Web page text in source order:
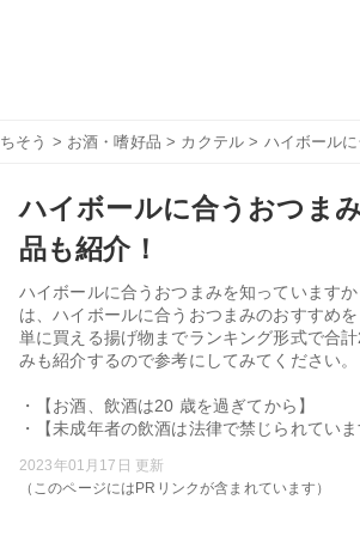
ちそう > お酒・嗜好品 > カクテル > ハイボール
ハイボールに合うおつま
品も紹介！
ハイボールに合うおつまみを知っています
は、ハイボールに合うおつまみのおすすめ
単に買える揚げ物までランキング形式で合
みも紹介するので参考にしてみてください。
・【お酒、飲酒は20 歳を過ぎてから】
・【未成年者の飲酒は法律で禁じられてい
2023年01月17日 更新
（このページにはPRリンクが含まれています）